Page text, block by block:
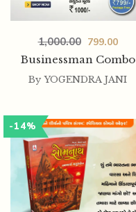
Businessman Combo
1,000.00 799.00
By YOGENDRA JANI
-14%